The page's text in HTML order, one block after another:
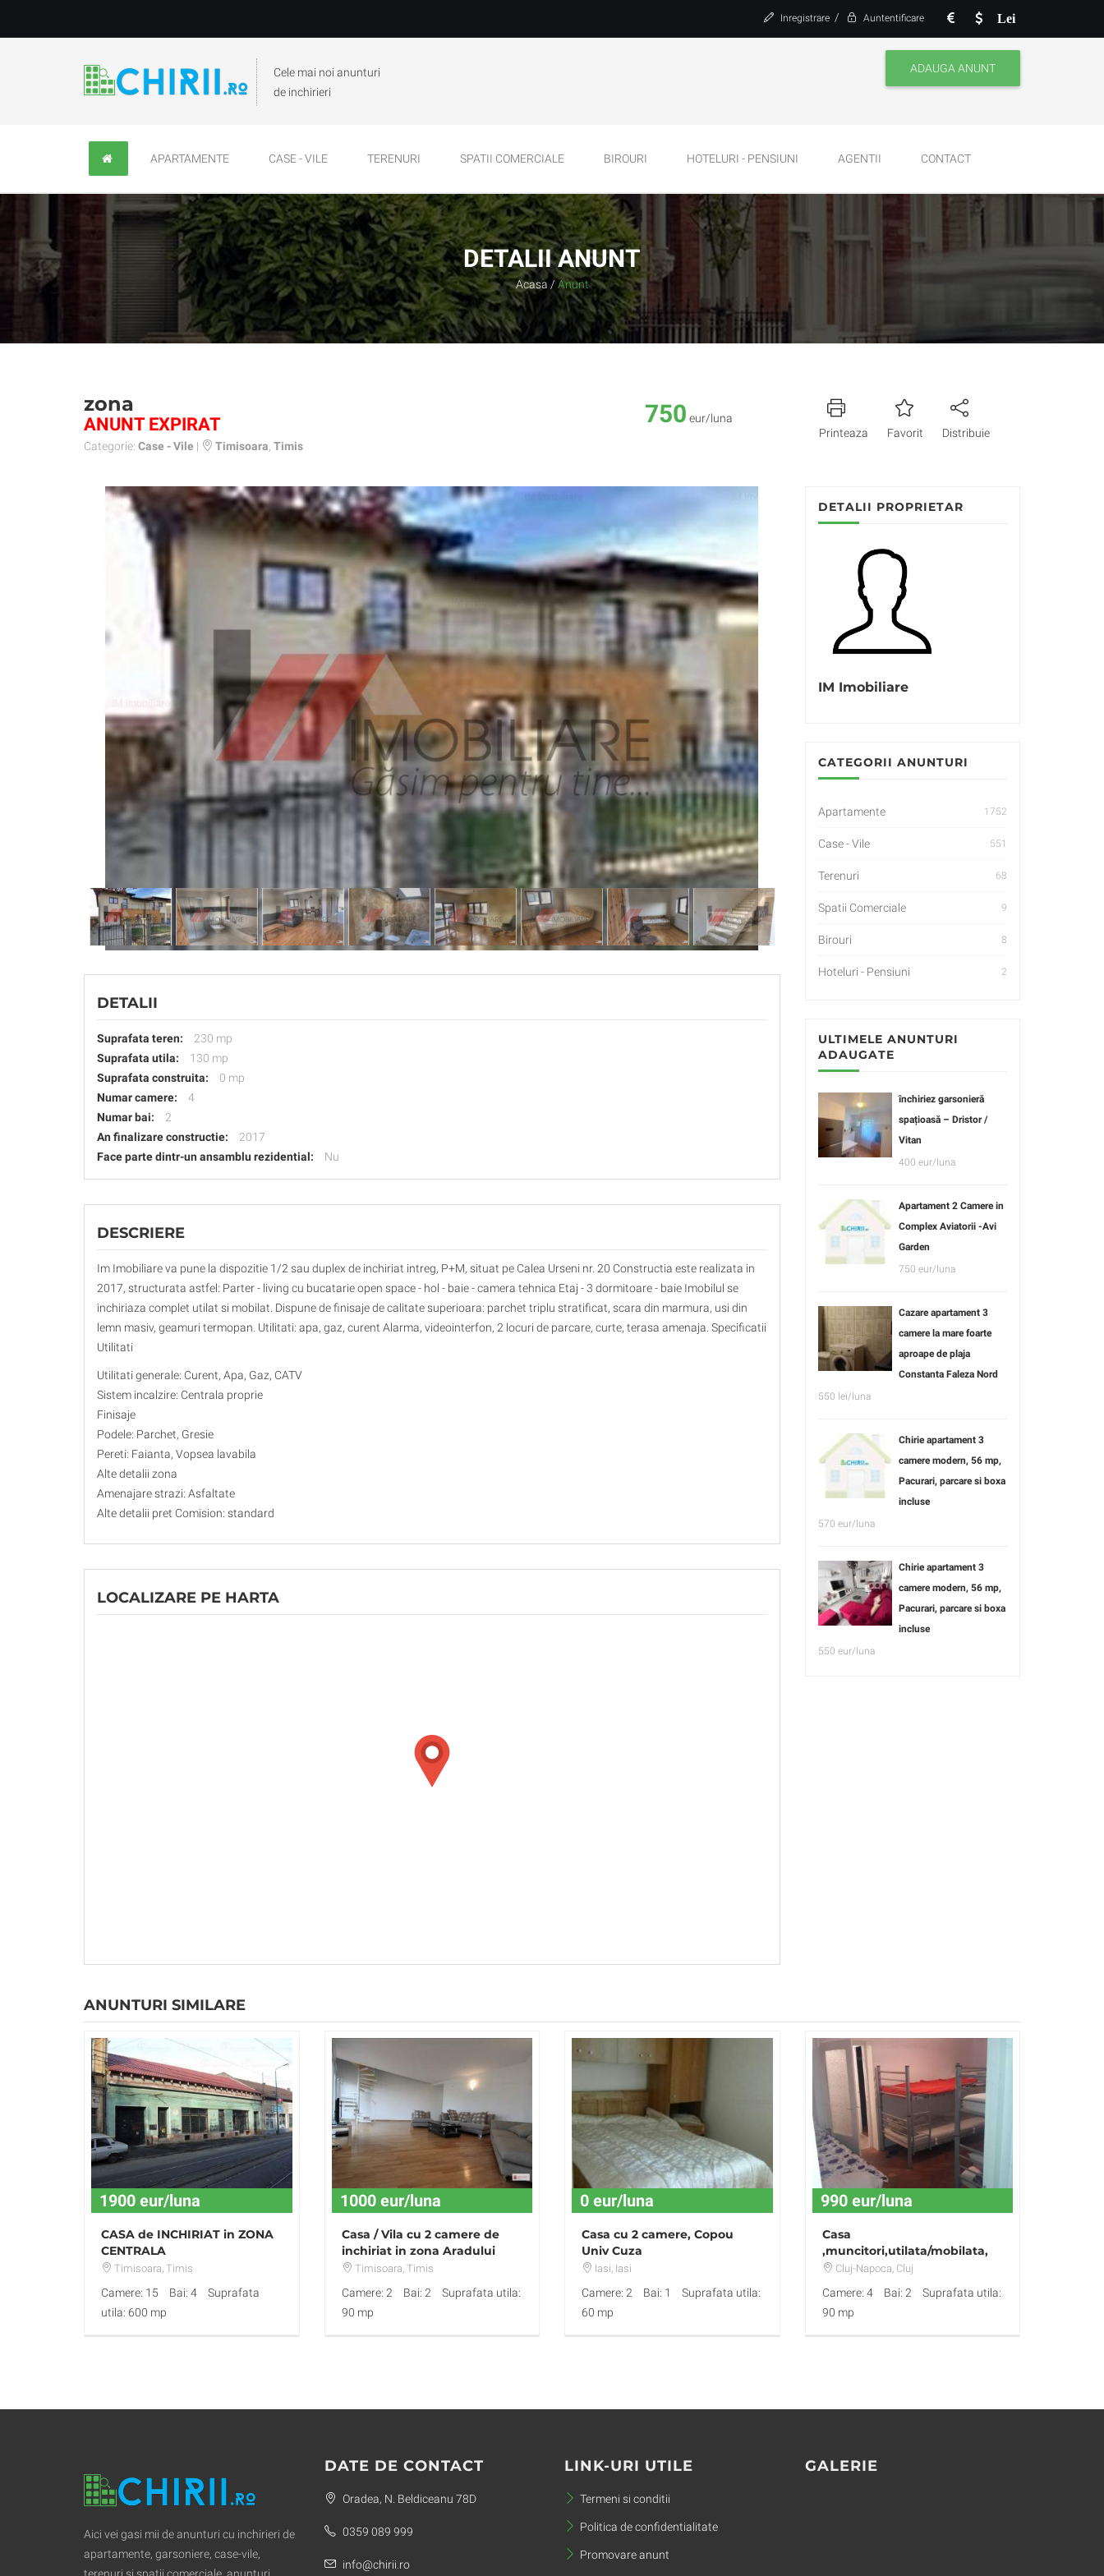
Lei
Inregistrare / Auntentificare
Cele mai noi anunturi
de inchirieri
ADAUGA ANUNT
APARTAMENTE CASE - VILE TERENURI SPATII COMERCIALE BIROURI HOTELURI - PENSIUNI AGENTII CONTACT
DETALII ANUNT
Acasa / Anunt
zona
ANUNT EXPIRAT
Categorie: Case - Vile | Timisoara Timis
750 eur/luna
Printeaza
Favorit Distribuie
DETALII
Suprafata teren:
230 mp
Suprafata utila:
130 mp
Suprafata construita:
0 mp
Numar camere:
4
Numar bai:
2
An finalizare constructie:
2017
Face parte dintr-un ansamblu rezidential:
Nu
DESCRIERE
Im Imobiliare va pune la dispozitie 1/2 sau duplex de inchiriat intreg, P+M, situat pe Calea Urseni nr. 20 Constructia este realizata in
2017, structurata astfel: Parter - living cu bucatarie open space - hol - baie - camera tehnica Etaj - 3 dormitoare - baie Imobilul se
inchiriaza complet utilat si mobilat. Dispune de finisaje de calitate superioara: parchet triplu stratificat, scara din marmura, usi din
lemn masiv, geamuri termopan. Utilitati: apa, gaz, curent Alarma, videointerfon, 2 locuri de parcare, curte, terasa amenaja. Specificatii
Utilitati
Utilitati generale: Curent, Apa, Gaz, CATV
Sistem incalzire: Centrala proprie
Finisaje
Podele: Parchet, Gresie
Pereti: Faianta, Vopsea lavabila
Alte detalii zona
Amenajare strazi: Asfaltate
Alte detalii pret Comision: standard
LOCALIZARE PE HARTA
DETALII PROPRIETAR
IM Imobiliare
CATEGORII ANUNTURI
Apartamente 1752
Case - Vile 551
Terenuri 68
Spatii Comerciale 9
Birouri 8
Hoteluri - Pensiuni 2
ULTIMELE ANUNTURI
ADAUGATE
închiriez garsonieră
spațioasă – Dristor /
Vitan
400 eur/luna
Apartament 2 Camere in
Complex Aviatorii -Avi
Garden
750 eur/luna
Cazare apartament 3
camere la mare foarte
aproape de plaja
Constanta Faleza Nord
550 lei/luna
Chirie apartament 3
camere modern, 56 mp,
Pacurari, parcare si boxa
incluse
570 eur/luna
Chirie apartament 3
camere modern, 56 mp,
Pacurari, parcare si boxa
incluse
550 eur/luna
ANUNTURI SIMILARE
1900 eur/luna
CASA de INCHIRIAT in ZONA
CENTRALA
Timisoara, Timis
Camere: 15 Bai: 4
Suprafata
utila: 600 mp
1000 eur/luna
Casa / Vila cu 2 camere de
inchiriat in zona Aradului
Timisoara, Timis
Camere: 2 Bai: 2
Suprafata utila:
90 mp
0 eur/luna
Casa cu 2 camere, Copou
Univ Cuza
Iasi, Iasi
Camere: 2 Bai: 1
Suprafata utila:
60 mp
990 eur/luna
Casa
,muncitori,utilata/mobilata,
zona Someseni, 25 ron
Cluj-Napoca, Cluj
Camere: 4 Bai: 2
Suprafata utila:
90 mp
Aici vei gasi mii de anunturi cu inchirieri de
apartamente, garsoniere, case-vile,
DATE DE CONTACT
Oradea, N. Beldiceanu 78D
0359 089 999
info@chirii.ro
LINK-URI UTILE
Termeni si conditii
Politica de confidentialitate
Promovare anunt
GALERIE